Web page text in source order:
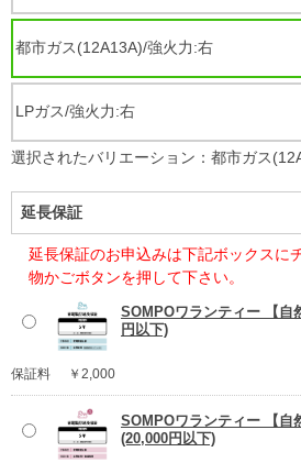
都市ガス(12A13A)/強火力:右
LPガス/強火力:右
選択されたバリエーション：都市ガス
延長保証
延長保証のお申込みは下記ボックスに
物かごボタンを押して下さい。
SOMPOワランティー 【自
円以下)
保証料 ￥2,000
SOMPOワランティー 【自
(20,000円以下)